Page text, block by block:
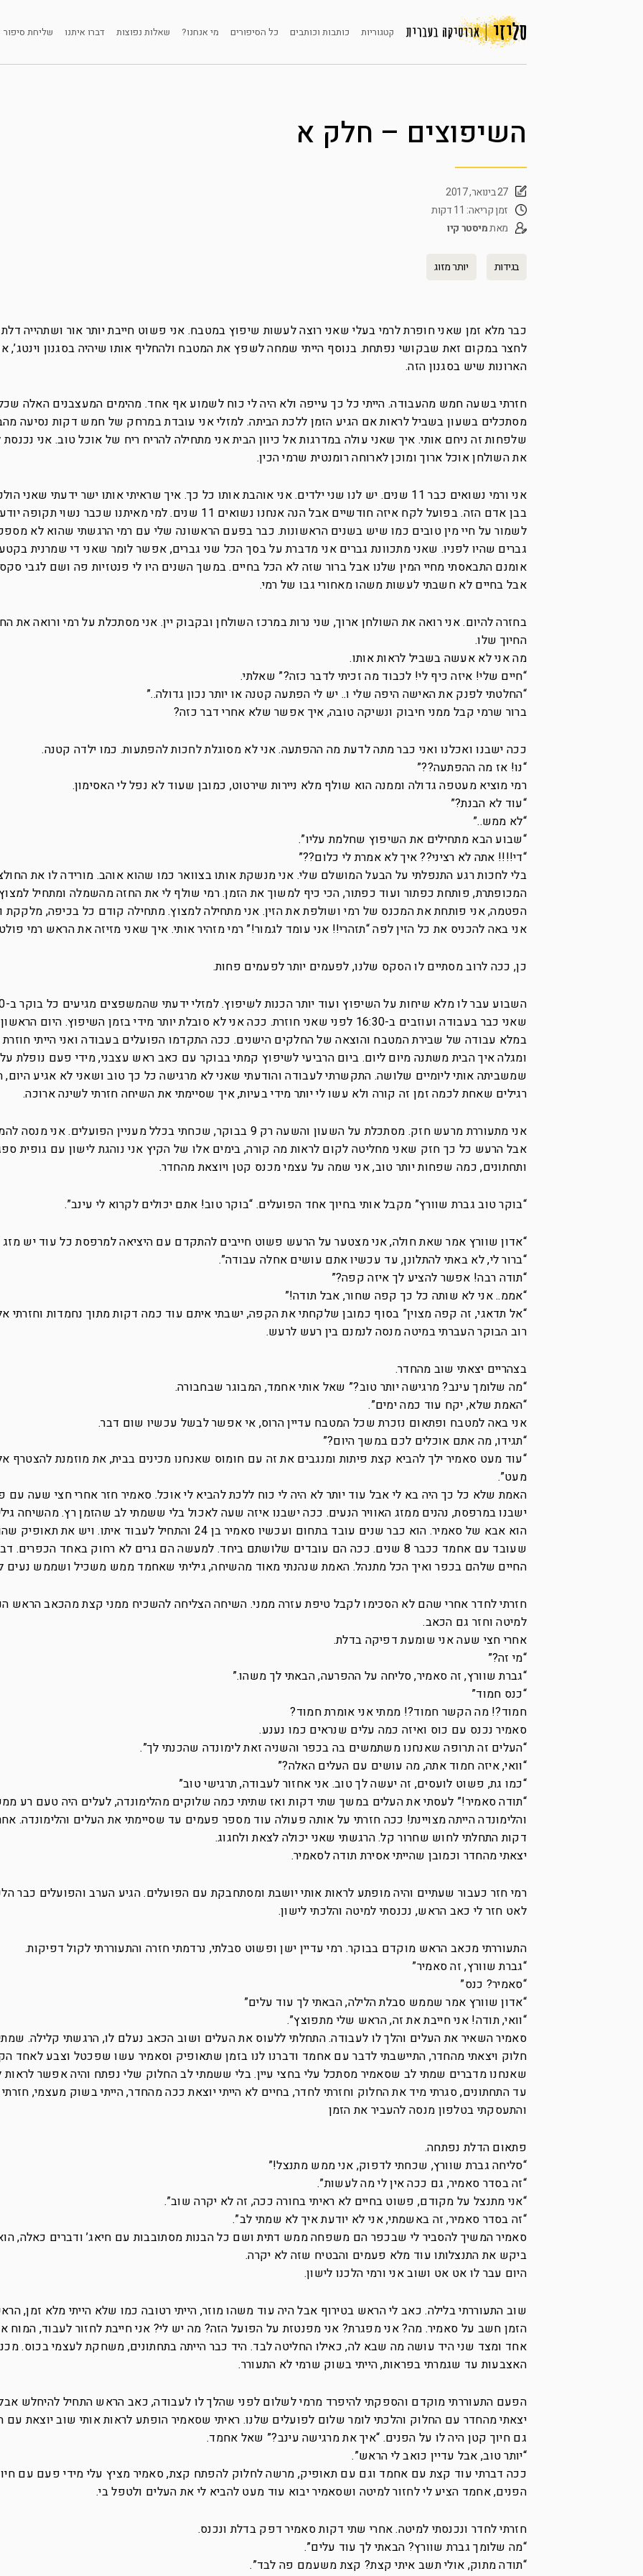
קטגוריות כותבות וכותבים כל הסיפורים מי אנחנו? שאלות נפוצות דברו איתנו שליחת סיפור
השיפוצים – חלק א
27 בינואר, 2017
זמן קריאה: 11 דקות
מאתמיסטר קיו
בגידות יותר מזוג
כבר מלא זמן שאני חופרת לרמי בעלי שאני רוצה לעשות שיפוץ במטבח. אני פשוט חייבת יותר אור ושתהייה דלת
לחצר במקום זאת שבקושי נפתחת. בנוסף הייתי שמחה לשפץ את המטבח ולהחליף אותו שיהיה בסגנון וינטג’,
הארונות שיש בסגנון הזה.
חזרתי בשעה חמש מהעבודה. הייתי כל כך עייפה ולא היה לי כוח לשמוע אף אחד. מהימים המעצבנים האלה
מסתכלים בשעון בשביל לראות אם הגיע הזמן ללכת הביתה. למזלי אני עובדת במרחק של חמש דקות נסיעה
שלפחות זה ניחם אותי. איך שאני עולה במדרגות אל כיוון הבית אני מתחילה להריח ריח של אוכל טוב. אני נכנסת
את השולחן אוכל ארוך ומוכן לארוחה רומנטית שרמי הכין.
אני ורמי נשואים כבר 11 שנים. יש לנו שני ילדים. אני אוהבת אותו כל כך. איך שראיתי אותו ישר ידעתי
בבן אדם הזה. בפועל לקח איזה חודשיים אבל הנה אנחנו נשואים 11 שנים. למי מאיתנו שכבר
לשמור על חיי מין טובים כמו שיש בשנים הראשונות. כבר בפעם הראשונה שלי עם רמי הרגשתי שהוא לא
גברים שהיו לפניו. שאני מתכוונת גברים אני מדברת על בסך הכל שני גברים, אפשר לומר שאני די שמרנית
אומנם התבאסתי מחיי המין שלנו אבל ברור שזה לא הכל בחיים. במשך השנים היו לי פנטזיות פה ושם לגבי סקס
אבל בחיים לא חשבתי לעשות משהו מאחורי גבו של רמי.
בחזרה להיום. אני רואה את השולחן ארוך, שני נרות במרכז השולחן ובקבוק יין. אני מסתכלת על רמי ורואה את
החיוך שלו.
מה אני לא אעשה בשביל לראות אותו.
“חיים שלי! איזה כיף לי! לכבוד מה זכיתי לדבר כזה?” שאלתי.
“החלטתי לפנק את האישה היפה שלי ו.. יש לי הפתעה קטנה או יותר נכון גדולה..”
ברור שרמי קבל ממני חיבוק ונשיקה טובה, איך אפשר שלא אחרי דבר כזה?
ככה ישבנו ואכלנו ואני כבר מתה לדעת מה ההפתעה. אני לא מסוגלת לחכות להפתעות. כמו ילדה קטנה.
“נו! אז מה ההפתעה??”
רמי מוציא מעטפה גדולה וממנה הוא שולף מלא ניירות שירטוט, כמובן שעוד לא נפל לי האסימון.
“עוד לא הבנת?”
“לא ממש..”
“שבוע הבא מתחילים את השיפוץ שחלמת עליו”.
“די!!!! אתה לא רציני?? איך לא אמרת לי כלום??”
בלי לחכות רגע התנפלתי על הבעל המושלם שלי. אני מנשקת אותו בצוואר כמו שהוא אוהב. מורידה לו את
המכופתרת, פותחת כפתור ועוד כפתור, הכי כיף למשוך את הזמן. רמי שולף לי את החזה מהשמלה ומתחיל
הפטמה, אני פותחת את המכנס של רמי ושולפת את הזין. אני מתחילה למצוץ. מתחילה קודם כל בכיפה,
אני באה להכניס את כל הזין לפה “תזהרי!! אני עומד לגמור!” רמי מזהיר אותי. איך שאני מזיזה את הראש רמי
כן, ככה לרוב מסתיים לו הסקס שלנו, לפעמים יותר לפעמים פחות.
שאני כבר בעבודה ועוזבים ב-16:30 לפני שאני חוזרת. ככה אני לא סובלת יותר מידי בזמן השיפוץ. היום
במלא עבודה של שבירת המטבח והוצאה של החלקים הישנים. ככה התקדמו הפועלים בעבודה ואני הייתי
ומגלה איך הבית משתנה מיום ליום. ביום הרביעי לשיפוץ קמתי בבוקר עם כאב ראש עצבני, מידי פעם נופלת
שמשביתה אותי ליומיים שלושה. התקשרתי לעבודה והודעתי שאני לא מרגישה כל כך טוב ושאני לא אגיע
רגילים שאחת לכמה זמן זה קורה ולא עשו לי יותר מידי בעיות, איך שסיימתי את השיחה חזרתי לשינה ארוכה.
אני מתעוררת מרעש חזק. מסתכלת על השעון והשעה רק 9 בבוקר, שכחתי בכלל מעניין הפועלים.
אבל הרעש כל כך חזק שאני מחליטה לקום לראות מה קורה, בימים אלו של הקיץ אני נוהגת לישון עם גופית
ותחתונים, כמה שפחות יותר טוב, אני שמה על עצמי מכנס קטן ויוצאת מהחדר.
“בוקר טוב גברת שוורץ” מקבל אותי בחיוך אחד הפועלים. “בוקר טוב! אתם יכולים לקרוא לי עינב”.
“אדון שוורץ אמר שאת חולה, אני מצטער על הרעש פשוט חייבים להתקדם עם היציאה למרפסת כל עוד יש מזג
“ברור לי, לא באתי להתלונן, עד עכשיו אתם עושים אחלה עבודה”.
“תודה רבה! אפשר להציע לך איזה קפה?”
“אממ.. אני לא שותה כל כך קפה שחור, אבל תודה!”
“אל תדאגי, זה קפה מצוין” בסוף כמובן שלקחתי את הקפה, ישבתי איתם עוד כמה דקות מתוך נחמדות וחזרתי
רוב הבוקר העברתי במיטה מנסה לנמנם בין רעש לרעש.
בצהריים יצאתי שוב מהחדר.
“מה שלומך עינב? מרגישה יותר טוב?” שאל אותי אחמד, המבוגר שבחבורה.
“האמת שלא, יקח עוד כמה ימים”.
אני באה למטבח ופתאום נזכרת שכל המטבח עדיין הרוס, אי אפשר לבשל עכשיו שום דבר.
“תגידו, מה אתם אוכלים לכם במשך היום?”
“עוד מעט סאמיר ילך להביא קצת פיתות ומנגבים את זה עם חומוס שאנחנו מכינים בבית, את מוזמנת להצטרף
מעט”.
האמת שלא כל כך היה בא לי אבל עוד יותר לא היה לי כוח ללכת להביא לי אוכל. סאמיר חזר אחרי חצי שעה עם
ישבנו במרפסת, נהנים ממזג האוויר הנעים. ככה ישבנו איזה שעה לאכול בלי ששמתי לב שהזמן רץ. מהשיחה
שעובד עם אחמד ככבר 8 שנים. ככה הם עובדים שלושתם ביחד. למעשה הם גרים לא רחוק באחד הכפרים.
החיים שלהם בכפר ואיך הכל מתנהל. האמת שנהנתי מאוד מהשיחה, גיליתי שאחמד ממש משכיל ושממש נעים
חזרתי לחדר אחרי שהם לא הסכימו לקבל טיפת עזרה ממני. השיחה הצליחה להשכיח ממני קצת מהכאב הראש
למיטה וחזר גם הכאב.
אחרי חצי שעה אני שומעת דפיקה בדלת.
“מי זה?”
“גברת שוורץ, זה סאמיר, סליחה על ההפרעה, הבאתי לך משהו.”
“כנס חמוד”
חמוד?! מה הקשר חמוד?! ממתי אני אומרת חמוד?
סאמיר נכנס עם כוס ואיזה כמה עלים שנראים כמו נענע.
“העלים זה תרופה שאנחנו משתמשים בה בכפר והשניה זאת לימונדה שהכנתי לך”.
“וואי, איזה חמוד אתה, מה עושים עם העלים האלה?”
“כמו גת, פשוט לועסים, זה יעשה לך טוב. אני אחזור לעבודה, תרגישי טוב”
“תודה סאמיר!” לעסתי את העלים במשך שתי דקות ואז שתיתי כמה שלוקים מהלימונדה, לעלים היה טעם רע
והלימונדה הייתה מצויינת! ככה חזרתי על אותה פעולה עוד מספר פעמים עד שסיימתי את העלים והלימונדה.
דקות התחלתי לחוש שחרור קל. הרגשתי שאני יכולה לצאת ולחגוג.
יצאתי מהחדר וכמובן שהייתי אסירת תודה לסאמיר.
רמי חזר כעבור שעתיים והיה מופתע לראות אותי יושבת ומסתחבקת עם הפועלים. הגיע הערב והפועלים כבר
לאט חזר לי כאב הראש, נכנסתי למיטה והלכתי לישון.
התעוררתי מכאב הראש מוקדם בבוקר. רמי עדיין ישן ופשוט סבלתי, נרדמתי חזרה והתעוררתי לקול דפיקות.
“גברת שוורץ, זה סאמיר”
“סאמיר? כנס”
“אדון שוורץ אמר שממש סבלת הלילה, הבאתי לך עוד עלים”
“וואי, תודה! אני חייבת את זה, הראש שלי מתפוצץ”.
סאמיר השאיר את העלים והלך לו לעבודה. התחלתי ללעוס את העלים ושוב הכאב נעלם לו, הרגשתי קלילה.
חלוק ויצאתי מהחדר, התיישבתי לדבר עם אחמד ודברנו לנו בזמן שתאופיק וסאמיר עשו שפכטל וצבע לאחד
שאנחנו מדברים שמתי לב שסאמיר מסתכל עלי בחצי עיין. בלי ששמתי לב החלוק שלי נפתח והיה אפשר לראות
עד התחתונים, סגרתי מיד את החלוק וחזרתי לחדר, בחיים לא הייתי יוצאת ככה מהחדר, הייתי בשוק מעצמי,
והתעסקתי בטלפון מנסה להעביר את הזמן
פתאום הדלת נפתחה.
“סליחה גברת שוורץ, שכחתי לדפוק, אני ממש מתנצל!”
“זה בסדר סאמיר, גם ככה אין לי מה לעשות”.
“אני מתנצל על מקודם, פשוט בחיים לא ראיתי בחורה ככה, זה לא יקרה שוב”.
“זה בסדר סאמיר, זה באשמתי, אני לא יודעת איך לא שמתי לב”.
סאמיר המשיך להסביר לי שבכפר הם משפחה ממש דתית ושם כל הבנות מסתובבות עם חיאג’ ודברים כאלה,
ביקש את התנצלותו עוד מלא פעמים והבטיח שזה לא יקרה.
היום עבר לו אט אט ושוב אני ורמי הלכנו לישון.
שוב התעוררתי בלילה. כאב לי הראש בטירוף אבל היה עוד משהו מוזר, הייתי רטובה כמו שלא הייתי מלא זמן,
הזמן חשב על סאמיר. מה? אני מפגרת? אני מפנטזת על הפועל הזה? מה יש לי? אני חייבת לחזור לעבוד, המוח
אחד ומצד שני היד עושה מה שבא לה, כאילו החליטה לבד. היד כבר הייתה בתחתונים, משחקת לעצמי בכוס.
האצבעות עד שגמרתי בפראות, הייתי בשוק שרמי לא התעורר.
הפעם התעוררתי מוקדם והספקתי להיפרד מרמי לשלום לפני שהלך לו לעבודה, כאב הראש התחיל להיחלש
יצאתי מהחדר עם החלוק והלכתי לומר שלום לפועלים שלנו. ראיתי שסאמיר הופתע לראות אותי שוב יוצאת
גם חיוך קטן היה לו על הפנים. “איך את מרגישה עינב?” שאל אחמד.
“יותר טוב, אבל עדיין כואב לי הראש”.
ככה דברתי עוד קצת עם אחמד וגם עם תאופיק, מרשה לחלוק להפתח קצת, סאמיר מציץ עלי מידי פעם עם
הפנים, אחמד הציע לי לחזור למיטה ושסאמיר יבוא עוד מעט להביא לי את העלים ולטפל בי.
חזרתי לחדר ונכנסתי למיטה. אחרי שתי דקות סאמיר דפק בדלת ונכנס.
“מה שלומך גברת שוורץ? הבאתי לך עוד עלים”.
“תודה מתוק, אולי תשב איתי קצת? קצת משעמם פה לבד”.